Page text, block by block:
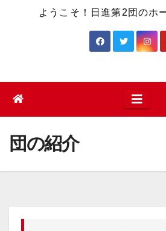
ようこそ！日進第2団のホ
団の紹介